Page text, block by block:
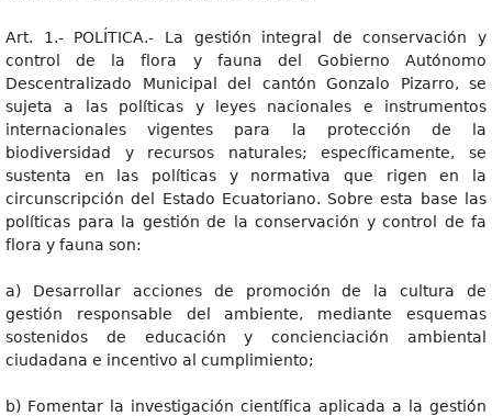
Art. 1.- POLÍTICA.- La gestión integral de conservación y
control de la flora y fauna del Gobierno Autónomo
Descentralizado Municipal del cantón Gonzalo Pizarro, se
sujeta a las políticas y leyes nacionales e instrumentos
internacionales vigentes para la protección de la
biodiversidad y recursos naturales; específicamente, se
sustenta en las políticas y normativa que rigen en la
circunscripción del Estado Ecuatoriano. Sobre esta base las
políticas para la gestión de la conservación y control de fa
flora y fauna son:
a) Desarrollar acciones de promoción de la cultura de
gestión responsable del ambiente, mediante esquemas
sostenidos de educación y concienciación ambiental
ciudadana e incentivo al cumplimiento;
b) Fomentar la investigación científica aplicada a la gestión